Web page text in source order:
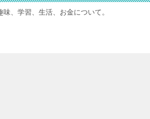
、学習、生活、お金について。